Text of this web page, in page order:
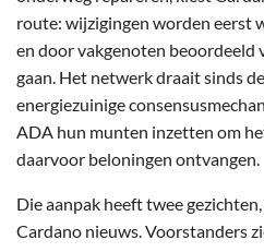
route: wijzigingen worden eerst
en door vakgenoten beoordeeld
gaan. Het netwerk draait sinds
energiezuinige
ADA hun munten inzetten om
daarvoor beloningen ontvangen.
Die aanpak heeft twee
Cardano nieuws. Voorstanders